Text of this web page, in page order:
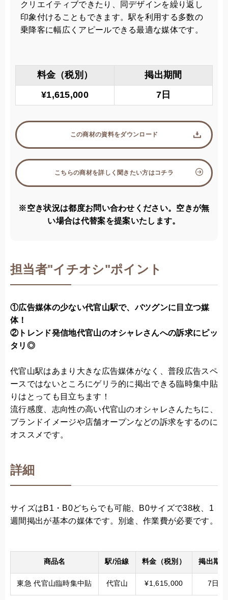
クリエイティブできたり、同デザインを繰り返し
印象付けることもできます。駅を利用する多数の
乗降客に幅広くアピールできる最適な媒体です。
料金（税別）
掲出期間
¥1,615,000
7日
この商材の資料をダウンロード
こちらの商材を詳しく聞きたい方はコチラ
※空き状況は都度お問い合わせください。空きが無
い場合は代替案を提案いたします。
担当者"イチオシ"ポイント
①広告媒体の少ない代官山駅で、バツグンに目立つ媒
体！
②トレンド発信地代官山のオシャレさんへの訴求にピッ
タリ◎
代官山駅はあまり大きな広告媒体がなく、普段広告スペ
ースではないところにゲリラ的に掲出できる臨時集中貼
りはとっても目立ちます！
流行感度、志向性の高い代官山のオシャレさんたちに、
ブランドイメージや店舗オープンなどの訴求をするのに
オススメです。
詳細
サイズはB1・B0どちらでも可能、B0サイズで38枚、1
週間掲出が基本の媒体です。別途、作業費が必要です。
商品名 駅/沿線 料金（税別） 掲出期間
東急 代官山臨時集中貼 代官山 ¥1,615,000 7日